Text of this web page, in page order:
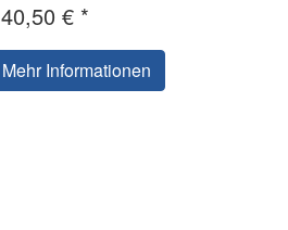
40,50 € *
Mehr Informationen